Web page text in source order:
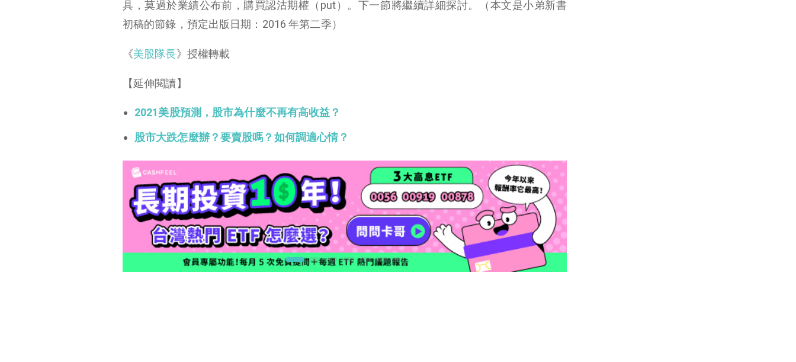
具，莫過於業績公布前，購買認沽期權（put）。下一節將繼續詳細探討。（本文是小弟新書
初稿的節錄，預定出版日期：2016 年第二季）
《美股隊長》授權轉載
【延伸閱讀】
2021美股預測，股市為什麼不再有高收益？
股市大跌怎麼辦？要賣股嗎？如何調適心情？